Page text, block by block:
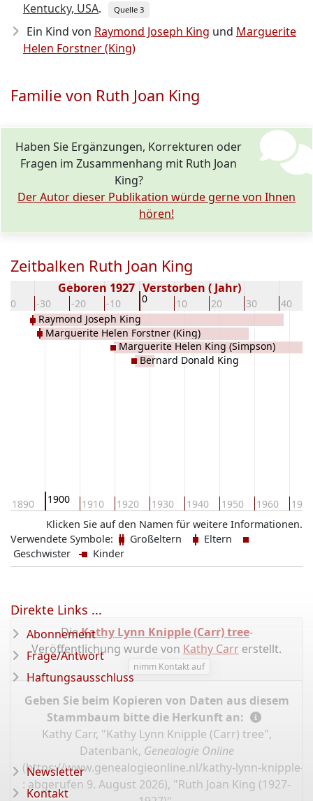
Kentucky, USA. Quelle 3
Ein Kind von Raymond Joseph King und Marguerite
Helen Forstner (King)
Familie von Ruth Joan King
Haben Sie Ergänzungen, Korrekturen oder
Fragen im Zusammenhang mit Ruth Joan
King?
Der Autor dieser Publikation würde gerne von Ihnen
hören!
Zeitbalken Ruth Joan King
-40 -30 -20 -10 0 10 20 30 40
Geboren 1927 Verstorben ( Jahr)
1890 1900 1910 1920 1930 1940 1950 1960 1970
Raymond Joseph King
Marguerite Helen Forstner (King)
Marguerite Helen King (Simpson)
(Knipple)Bernard Donald King
Klicken Sie auf den Namen für weitere Informationen.
Verwendete Symbole:
Großeltern
Eltern
Geschwister
Kinder
DieKathy Lynn Knipple (Carr) tree-
Veröffentlichung wurde von Kathy Carr erstellt.
nimm Kontakt auf
Geben Sie beim Kopieren von Daten aus diesem
Stammbaum bitte die Herkunft an:
Kathy Carr, "Kathy Lynn Knipple (Carr) tree",
Datenbank, Genealogie Online
(https://www.genealogieonline.nl/kathy-lynn-knipple-
: abgerufen 9. August 2026), "Ruth Joan King (1927-
Direkte Links ...
Abonnement
Frage/Antwort
Haftungsausschluss
Newsletter
Kontakt